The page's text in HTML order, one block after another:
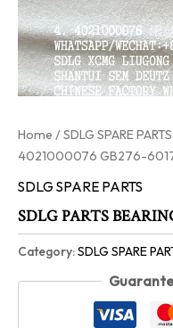
Home /SDLG SPARE PARTS
4021000076 GB276-
SDLG SPARE PARTS
SDLG PARTS
Category:SDLG SPARE